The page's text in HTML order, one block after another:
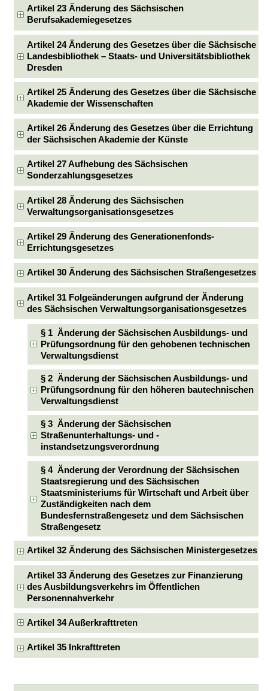
Artikel 23 Änderung des Sächsischen
Berufsakademiegesetzes
Artikel 24 Änderung des Gesetzes über die Sächsische
Landesbibliothek – Staats- und Universitätsbibliothek
Dresden
Artikel 25 Änderung des Gesetzes über die Sächsische
Akademie der Wissenschaften
Artikel 26 Änderung des Gesetzes über die Errichtung
der Sächsischen Akademie der Künste
Artikel 27 Aufhebung des Sächsischen
Sonderzahlungsgesetzes
Artikel 28 Änderung des Sächsischen
Verwaltungsorganisationsgesetzes
Artikel 29 Änderung des Generationenfonds-
Errichtungsgesetzes
Artikel 30 Änderung des Sächsischen Straßengesetzes
Artikel 31 Folgeänderungen aufgrund der Änderung
des Sächsischen Verwaltungsorganisationsgesetzes
§ 1 Änderung der Sächsischen Ausbildungs- und
Prüfungsordnung für den gehobenen technischen
Verwaltungsdienst
§ 2 Änderung der Sächsischen Ausbildungs- und
Prüfungsordnung für den höheren bautechnischen
Verwaltungsdienst
§ 3 Änderung der Sächsischen
Straßenunterhaltungs- und -
instandsetzungsverordnung
§ 4 Änderung der Verordnung der Sächsischen
Staatsregierung und des Sächsischen
Staatsministeriums für Wirtschaft und Arbeit über
Zuständigkeiten nach dem
Bundesfernstraßengesetz und dem Sächsischen
Straßengesetz
Artikel 32 Änderung des Sächsischen Ministergesetzes
Artikel 33 Änderung des Gesetzes zur Finanzierung
des Ausbildungsverkehrs im Öffentlichen
Personennahverkehr
Artikel 34 Außerkrafttreten
Artikel 35 Inkrafttreten